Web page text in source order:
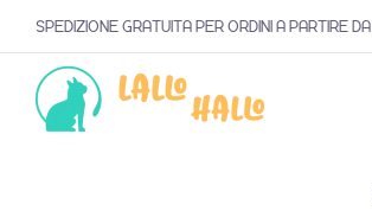
SPEDIZIONE GRATUITA PER ORDINI A PARTIRE DA